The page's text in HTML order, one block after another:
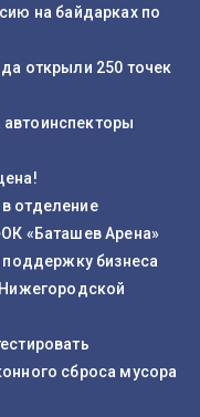
на байдарках по
открыли 250 точек
отделение
«Баташев Арена»
поддержку бизнеса
сброса мусора